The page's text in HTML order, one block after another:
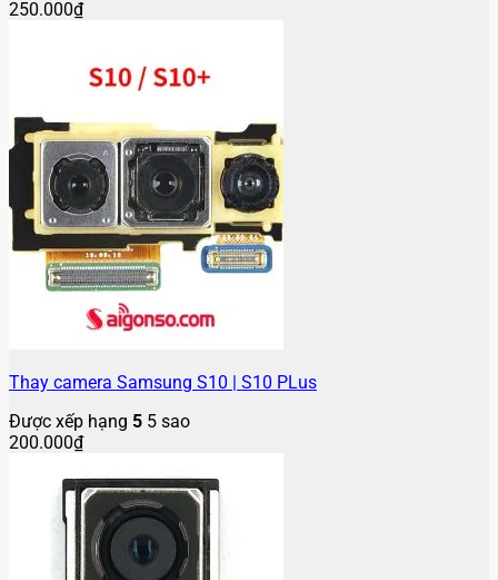
250.000₫
Thay camera Samsung S10 | S10 PLus
Được xếp hạng 5 5 sao
200.000₫